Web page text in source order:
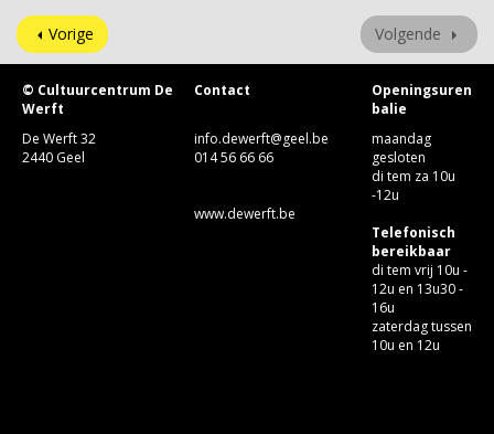
Vorige Volgende
© Cultuurcentrum De
Werft
Contact
Openingsuren
balie
De Werft 32
2440 Geel
info.dewerft@geel.be
014 56 66 66
www.dewerft.be
maandag
gesloten
di tem za 10u
-12u
Telefonisch
bereikbaar
di tem vrij 10u -
12u en 13u30 -
16u
zaterdag tussen
10u en 12u